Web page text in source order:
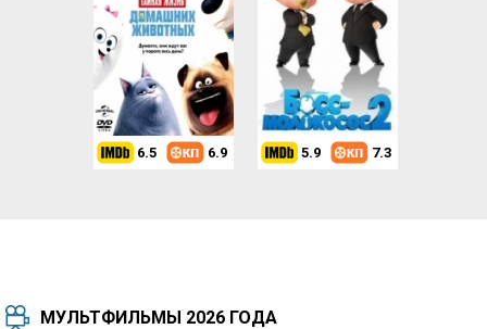
6.5 6.9 5.9 7.3
МУЛЬТФИЛЬМЫ 2026 ГОДА